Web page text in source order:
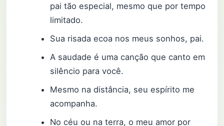
pai tão especial, mesmo que por tempo
limitado.
Sua risada ecoa nos meus sonhos, pai.
A saudade é uma canção que canto em
silêncio para você.
Mesmo na distância, seu espírito me
acompanha.
No céu ou na terra, o meu amor por